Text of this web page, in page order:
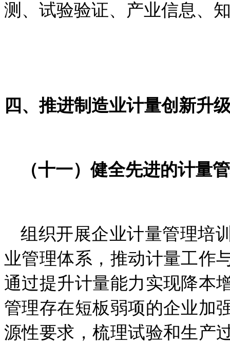
测、试验验证、产业信息、
四、推进制造业计量创新升
（十一）健全先进的计量
组织开展企业计量管理培
业管理体系，推动计量工作
通过提升计量能力实现降本
管理存在短板弱项的企业加
源性要求，梳理试验和生产